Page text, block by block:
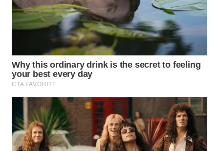
WAHANA
NEWS
WAHANA
TANI
WAHANA
ADVOKAT
WAHANA
INFRASTRUKTUR